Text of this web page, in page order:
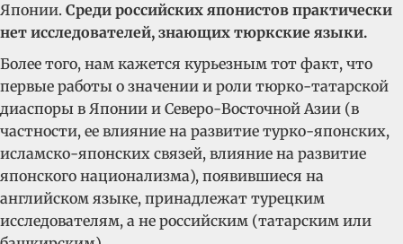
Японии. Среди российских японистов практически
нет исследователей, знающих тюркские языки.
Более того, нам кажется курьезным тот факт, что
первые работы о значении и роли тюрко-татарской
диаспоры в Японии и Северо-Восточной Азии (в
частности, ее влияние на развитие турко-японских,
исламско-японских связей, влияние на развитие
японского национализма), появившиеся на
английском языке, принадлежат турецким
исследователям, а не российским (татарским или